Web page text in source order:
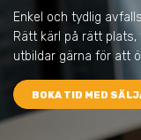
Enkel och tydlig
Rätt kärl på rätt
utbildar gärna för att
BOKA TID MED